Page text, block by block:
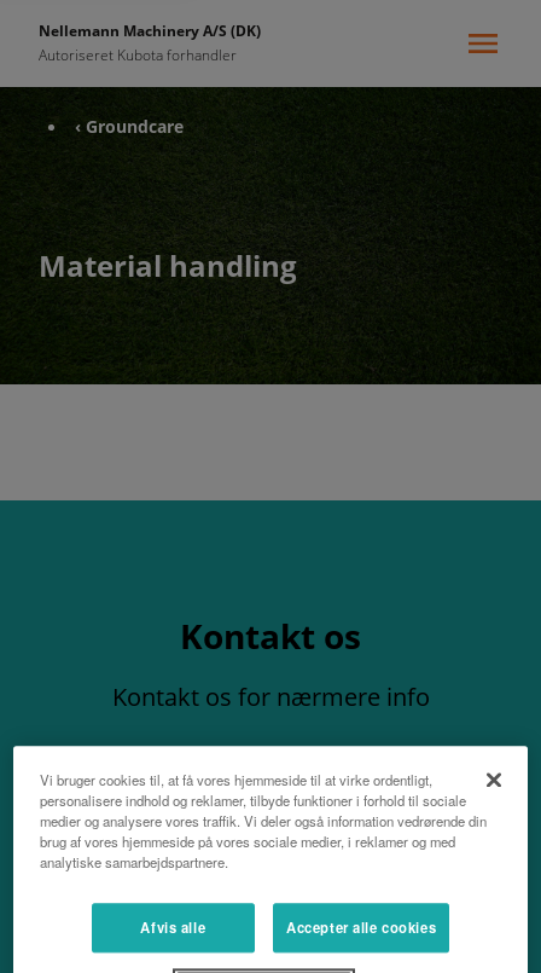
Nellemann Machinery A/S (DK)
Autoriseret Kubota forhandler
‹ Groundcare
Material handling
Kontakt os
Kontakt os for nærmere info
Navn
Vi bruger cookies til, at få vores hjemmeside til at virke ordentligt,
personalisere indhold og reklamer, tilbyde funktioner i forhold til sociale
medier og analysere vores traffik. Vi deler også information vedrørende din
brug af vores hjemmeside på vores sociale medier, i reklamer og med
analytiske samarbejdspartnere.
Afvis alle Accepter alle cookies